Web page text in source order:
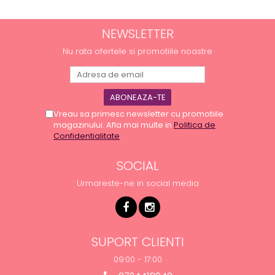
NEWSLETTER
Nu rata ofertele si promotiile noastre
Vreau sa primesc newsletter cu promotiile
magazinului. Afla mai multe in Politica de
Confidentialitate
SOCIAL
Urmareste-ne in social media
SUPORT CLIENTI
09:00 - 17:00